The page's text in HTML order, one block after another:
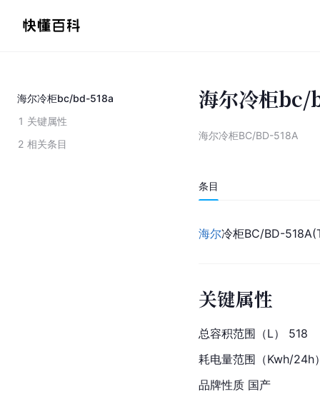
海尔冷柜bc/bd-518a
1 关键属性
2 相关条目
海尔冷柜bc/
海尔冷柜BC/BD-518A
条目
海尔冷柜BC/BD-
关键属性
总容积范围（L） 518
耗电量范围（Kwh/24h
品牌性质 国产